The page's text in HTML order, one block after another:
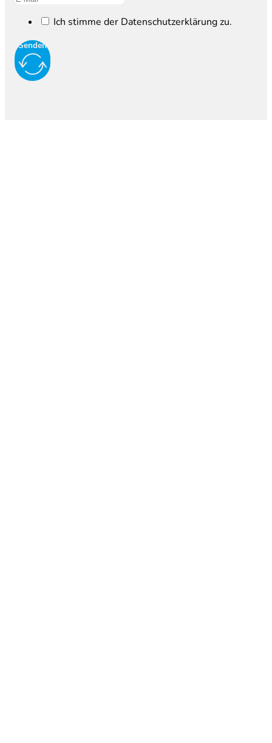
Ich stimme der Datenschutzerklärung zu.
Senden